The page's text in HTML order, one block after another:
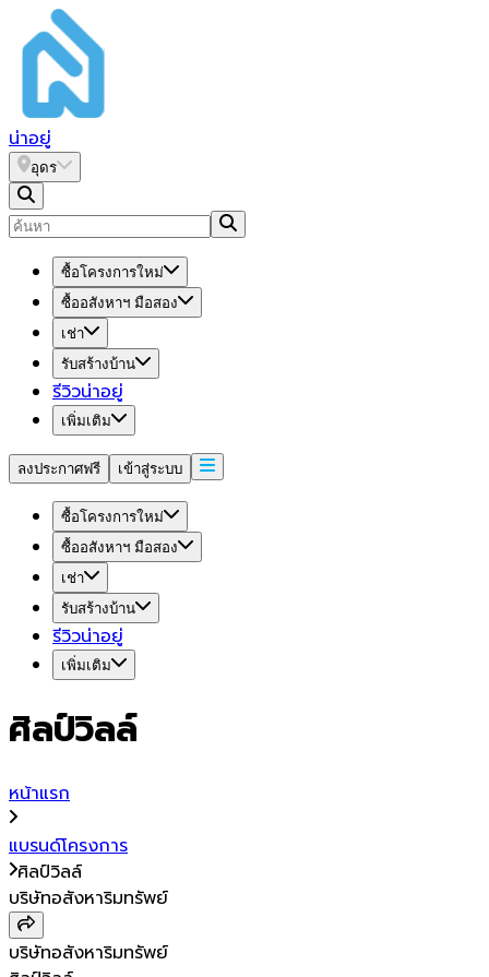
น่าอยู่
อุดร
ซื้อโครงการใหม่
ซื้ออสังหาฯ มือสอง
เช่า
รับสร้างบ้าน
รีวิวน่าอยู่
เพิ่มเติม
ลงประกาศฟรี เข้าสู่ระบบ
ซื้อโครงการใหม่
ซื้ออสังหาฯ มือสอง
เช่า
รับสร้างบ้าน
รีวิวน่าอยู่
เพิ่มเติม
ศิลป์วิลล์
หน้าแรก
แบรนด์โครงการ
ศิลป์วิลล์
บริษัทอสังหาริมทรัพย์
บริษัทอสังหาริมทรัพย์